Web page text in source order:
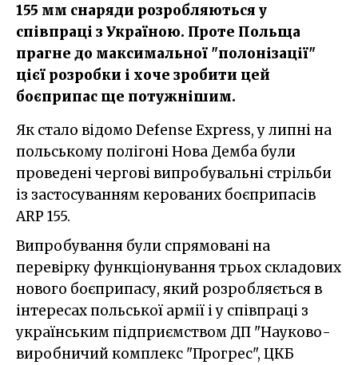
155 мм снаряди розробляються у
співпраці з Україною. Проте Польща
прагне до максимальної "полонізації"
цієї розробки і хоче зробити цей
боєприпас ще потужнішим.
Як стало відомо Defense Express, у липні на
польському полігоні Нова Демба були
проведені чергові випробувальні стрільби
із застосуванням керованих боєприпасів
ARP 155.
Випробування були спрямовані на
перевірку функціонування трьох складових
нового боєприпасу, який розробляється в
інтересах польської армії і у співпраці з
українським підприємством ДП "Науково-
виробничий комплекс "Прогрес", ЦКБ